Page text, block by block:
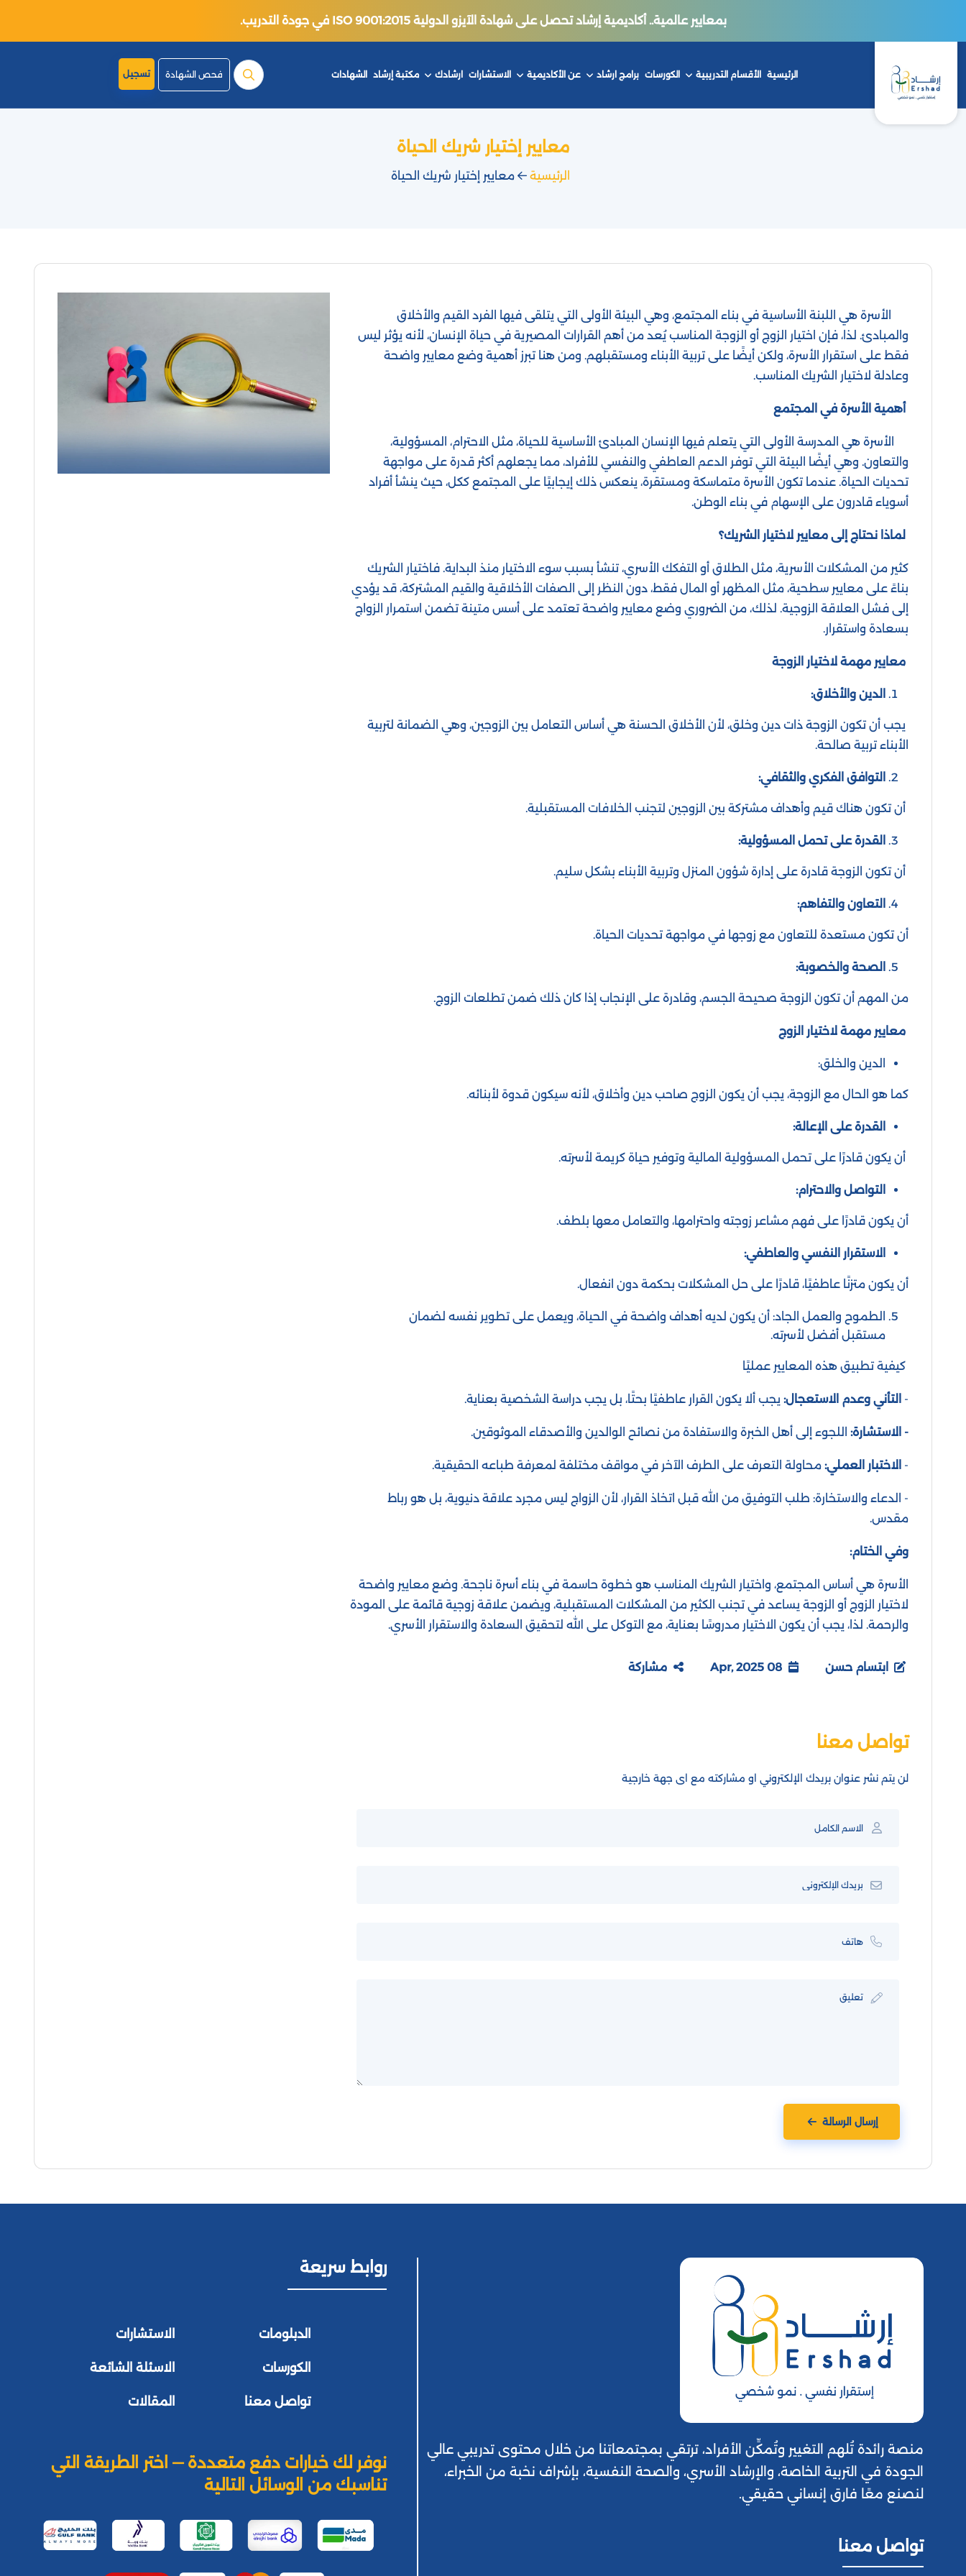
بمعايير عالمية.. أكاديمية إرشاد تحصل على شهادة الآيزو الدولية ISO 9001:2015 في جودة التدريب.
الرئيسية الأقسام التدريبية الكورسات برامج ارشاد عن الأكاديمية الاستشارات ارشادك مكتبة إرشاد الشهادات فحص الشهادة تسجيل
معايير إختيار شريك الحياة
الرئيسية معايير إختيار شريك الحياة
الأسرة هي اللبنة الأساسية في بناء المجتمع، وهي البيئة الأولى التي يتلقى فيها الفرد القيم والأخلاق
والمبادئ. لذا، فإن اختيار الزوج أو الزوجة المناسب يُعد من أهم القرارات المصيرية في حياة الإنسان، لأنه يؤثر ليس
فقط على استقرار الأسرة، ولكن أيضًا على تربية الأبناء ومستقبلهم. ومن هنا تبرز أهمية وضع معايير واضحة
وعادلة لاختيار الشريك المناسب.
أهمية الأسرة في المجتمع
الأسرة هي المدرسة الأولى التي يتعلم فيها الإنسان المبادئ الأساسية للحياة، مثل الاحترام، المسؤولية،
والتعاون. وهي أيضًا البيئة التي توفر الدعم العاطفي والنفسي للأفراد، مما يجعلهم أكثر قدرة على مواجهة
تحديات الحياة. عندما تكون الأسرة متماسكة ومستقرة، ينعكس ذلك إيجابيًا على المجتمع ككل، حيث ينشأ أفراد
أسوياء قادرون على الإسهام في بناء الوطن.
لماذا نحتاج إلى معايير لاختيار الشريك؟
كثير من المشكلات الأسرية، مثل الطلاق أو التفكك الأسري، تنشأ بسبب سوء الاختيار منذ البداية. فاختيار الشريك
بناءً على معايير سطحية، مثل المظهر أو المال فقط، دون النظر إلى الصفات الأخلاقية والقيم المشتركة، قد يؤدي
إلى فشل العلاقة الزوجية. لذلك، من الضروري وضع معايير واضحة تعتمد على أسس متينة تضمن استمرار الزواج
بسعادة واستقرار.
معايير مهمة لاختيار الزوجة
الدين والأخلاق:
يجب أن تكون الزوجة ذات دين وخلق، لأن الأخلاق الحسنة هي أساس التعامل بين الزوجين، وهي الضمانة لتربية
الأبناء تربية صالحة.
التوافق الفكري والثقافي:
أن تكون هناك قيم وأهداف مشتركة بين الزوجين لتجنب الخلافات المستقبلية.
القدرة على تحمل المسؤولية:
أن تكون الزوجة قادرة على إدارة شؤون المنزل وتربية الأبناء بشكل سليم.
التعاون والتفاهم:
أن تكون مستعدة للتعاون مع زوجها في مواجهة تحديات الحياة.
الصحة والخصوبة:
من المهم أن تكون الزوجة صحيحة الجسم، وقادرة على الإنجاب إذا كان ذلك ضمن تطلعات الزوج.
معايير مهمة لاختيار الزوج
الدين والخلق:
كما هو الحال مع الزوجة، يجب أن يكون الزوج صاحب دين وأخلاق، لأنه سيكون قدوة لأبنائه.
القدرة على الإعالة:
أن يكون قادرًا على تحمل المسؤولية المالية وتوفير حياة كريمة لأسرته.
التواصل والاحترام:
أن يكون قادرًا على فهم مشاعر زوجته واحترامها، والتعامل معها بلطف.
الاستقرار النفسي والعاطفي:
أن يكون متزنًا عاطفيًا، قادرًا على حل المشكلات بحكمة دون انفعال.
الطموح والعمل الجاد: أن يكون لديه أهداف واضحة في الحياة، ويعمل على تطوير نفسه لضمان
مستقبل أفضل لأسرته.
كيفية تطبيق هذه المعايير عمليًا
- التأني وعدم الاستعجال: يجب ألا يكون القرار عاطفيًا بحتًا، بل يجب دراسة الشخصية بعناية.
- الاستشارة: اللجوء إلى أهل الخبرة والاستفادة من نصائح الوالدين والأصدقاء الموثوقين.
- الاختبار العملي: محاولة التعرف على الطرف الآخر في مواقف مختلفة لمعرفة طباعه الحقيقية.
- الدعاء والاستخارة: طلب التوفيق من الله قبل اتخاذ القرار، لأن الزواج ليس مجرد علاقة دنيوية، بل هو رباط
مقدس.
وفي الختام:
الأسرة هي أساس المجتمع، واختيار الشريك المناسب هو خطوة حاسمة في بناء أسرة ناجحة. وضع معايير واضحة
لاختيار الزوج أو الزوجة يساعد في تجنب الكثير من المشكلات المستقبلية، ويضمن علاقة زوجية قائمة على المودة
والرحمة. لذا، يجب أن يكون الاختيار مدروسًا بعناية، مع التوكل على الله لتحقيق السعادة والاستقرار الأسري.
ابتسام حسن مشاركة
تواصل معنا
لن يتم نشر عنوان بريدك الإلكتروني او مشاركته مع اى جهة خارجية
إرسال الرسالة
منصة رائدة تُلهم التغيير وتُمكِّن الأفراد، ترتقي بمجتمعاتنا من خلال محتوى تدريبي عالي
الجودة في التربية الخاصة، والإرشاد الأسري، والصحة النفسية، بإشراف نخبة من الخبراء،
لنصنع معًا فارق إنساني حقيقي.
تواصل معنا
روابط سريعة
الدبلومات الاستشارات
الكورسات الاسئلة الشائعة
تواصل معنا المقالات
نوفر لك خيارات دفع متعددة — اختر الطريقة التي
تناسبك من الوسائل التالية